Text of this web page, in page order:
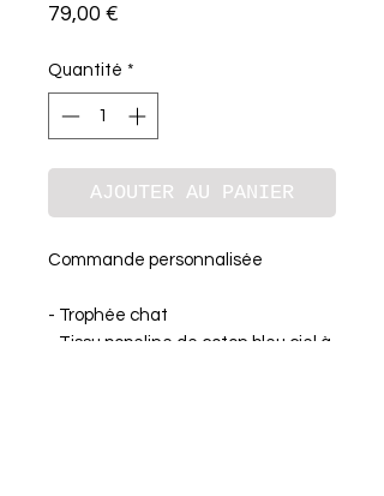
79,00 €
Quantité *
AJOUTER AU PANIER
Commande personnalisée
- Trophée chat
- Tissu popeline de coton bleu ciel à